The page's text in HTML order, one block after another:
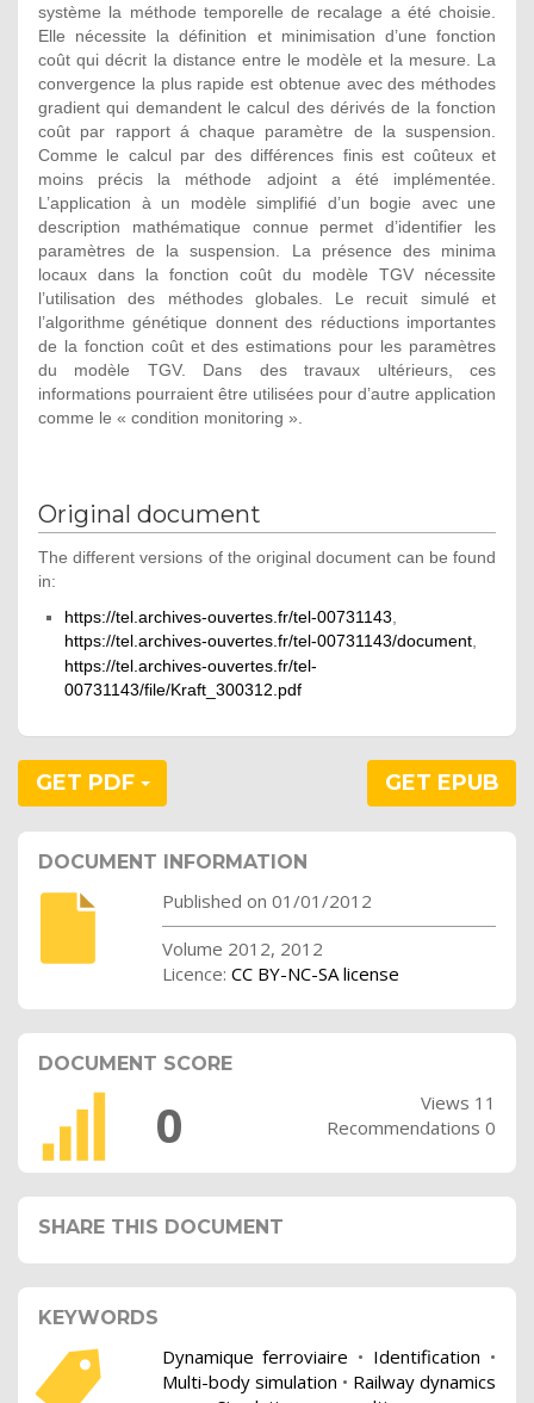
système la méthode temporelle de recalage a été choisie.
Elle nécessite la définition et minimisation d’une fonction
coût qui décrit la distance entre le modèle et la mesure. La
convergence la plus rapide est obtenue avec des méthodes
gradient qui demandent le calcul des dérivés de la fonction
coût par rapport á chaque paramètre de la suspension.
Comme le calcul par des différences finis est coûteux et
moins précis la méthode adjoint a été implémentée.
L’application à un modèle simplifié d’un bogie avec une
description mathématique connue permet d’identifier les
paramètres de la suspension. La présence des minima
locaux dans la fonction coût du modèle TGV nécessite
l’utilisation des méthodes globales. Le recuit simulé et
l’algorithme génétique donnent des réductions importantes
de la fonction coût et des estimations pour les paramètres
du modèle TGV. Dans des travaux ultérieurs, ces
informations pourraient être utilisées pour d’autre application
comme le « condition monitoring ».
Original document
The different versions of the original document can be found
in:
https://tel.archives-ouvertes.fr/tel-00731143
https://tel.archives-ouvertes.fr/tel-00731143/document
https://tel.archives-ouvertes.fr/tel-
00731143/file/Kraft_300312.pdf
GET PDF GET EPUB
DOCUMENT INFORMATION
Published on 01/01/2012
Volume 2012, 2012
Licence: CC BY-NC-SA license
DOCUMENT SCORE
0
Views 11
Recommendations 0
SHARE THIS DOCUMENT
KEYWORDS
Dynamique ferroviaire • Identification •
Multi-body simulation • Railway dynamics